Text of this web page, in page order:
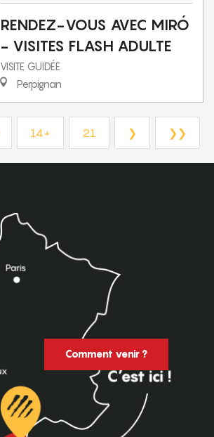
RENDEZ-VOUS AVEC MIRÓ
- VISITES FLASH ADULTE
VISITE GUIDÉE
Perpignan
14+ 21 ❯ ❯❯
Comment venir ?